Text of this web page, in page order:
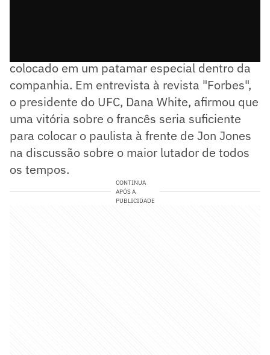
colocado em um patamar especial dentro da
companhia. Em entrevista à revista "Forbes",
o presidente do UFC, Dana White, afirmou que
uma vitória sobre o francês seria suficiente
para colocar o paulista à frente de Jon Jones
na discussão sobre o maior lutador de todos
os tempos.
CONTINUA
APÓS A
PUBLICIDADE